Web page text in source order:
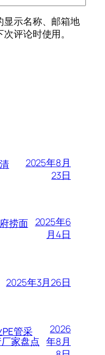
示名称、邮箱地
评论时使用。
2025年8月
23日
捞面 2025年6
月4日
2025年3月26日
管采
家盘点
2026
年8月